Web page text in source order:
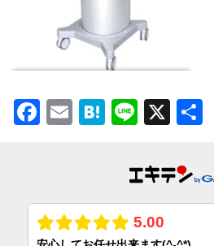
Facebook
EmailHatena
Line
X